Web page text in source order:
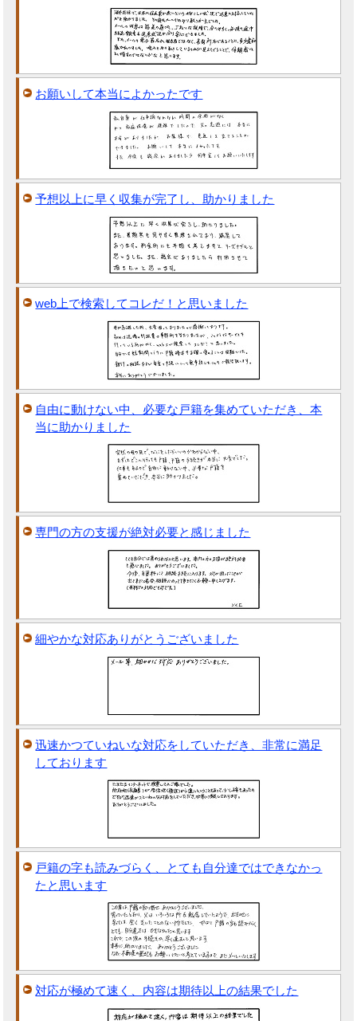
お願いして本当によかったです
予想以上に早く収集が完了し、助かりました
web上で検索してコレだ！と思いました
自由に動けない中、必要な戸籍を集めていただき、本
当に助かりました
専門の方の支援が絶対必要と感じました
細やかな対応ありがとうございました
迅速かつていねいな対応をしていただき、非常に満足
しております
戸籍の字も読みづらく、とても自分達ではできなかっ
たと思います
対応が極めて速く、内容は期待以上の結果でした